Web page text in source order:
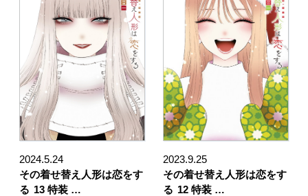
2024.5.24
その着せ替え人形は恋をす
る 13 特装 …
2023.9.25
その着せ替え人形は恋をす
る 12 特装 …